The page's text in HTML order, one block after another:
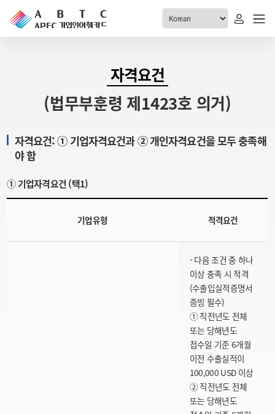
ABTC 전체메뉴
ABTC 제도 소개
발급 자격요건
재발급 안내
발급현황
자격요건
(법무부훈령 제1423호 의거)
자격요건: ① 기업자격요건과 ② 개인자격요건을 모두 충족해
야 함
① 기업자격요건 (택1)
기업유형 적격요건
- 다음 조건 중 하나
이상 충족 시 적격
(수출입실적증명서
증빙 필수)
① 직전년도 전체
또는 당해년도
접수일 기준 6개월
이전 수출실적이
100,000 USD 이상
② 직전년도 전체
또는 당해년도